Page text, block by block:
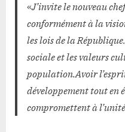
«J’invite le nouveau
conformément à la
les lois de la
sociale et les valeurs
population.Avoir
développement tout en
compromettent à